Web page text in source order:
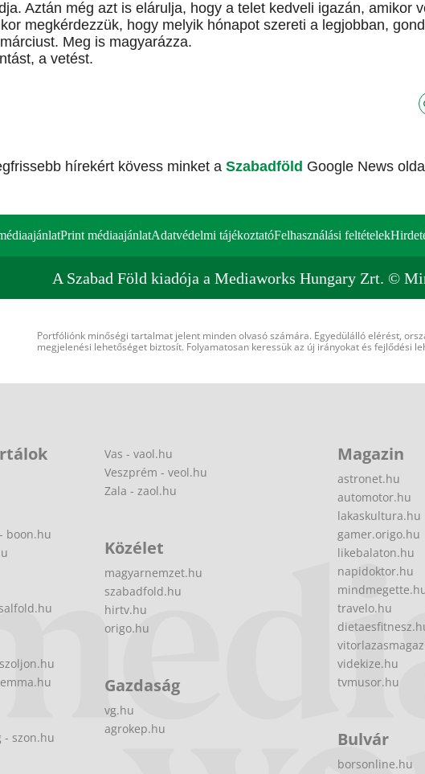
Aztán még azt is elárulja, hogy a telet kedveli igazán, amikor
megkérdezzük, hogy melyik hónapot szereti a legjobban,
Meg is magyarázza.
a vetést.
hírekért kövess minket a Szabadföld Google News
Print médiaajánlatAdatvédelmi tájékoztatóFelhasználási feltételek
A Szabad Föld kiadója a Mediaworks Hungary Zrt. ©
Portfóliónk minőségi tartalmat jelent minden olvasó számára. Egyedülálló elérést,
megjelenési lehetőséget biztosít. Folyamatosan keressük az új irányokat és fejlődési
boon.hu
- szon.hu
Vas - vaol.hu
Veszprém - veol.hu
Zala - zaol.hu
Közélet
magyarnemzet.hu
szabadfold.hu
hirtv.hu
origo.hu
Gazdaság
vg.hu
agrokep.hu
Magazin
astronet.hu
automotor.hu
lakaskultura.hu
gamer.origo.hu
likebalaton.hu
napidoktor.hu
travelo.hu
videkize.hu
tvmusor.hu
Bulvár
borsonline.hu